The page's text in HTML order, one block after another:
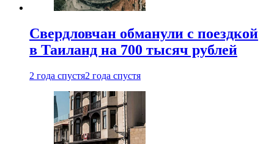
Свердловчан обманули с поездкой
в Таиланд на 700 тысяч рублей
2 года спустя2 года спустя